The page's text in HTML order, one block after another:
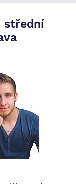
střední